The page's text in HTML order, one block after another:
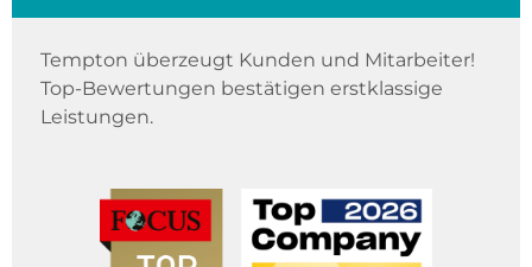
Tempton überzeugt Kunden und Mitarbeiter!
Top-Bewertungen bestätigen erstklassige
Leistungen.